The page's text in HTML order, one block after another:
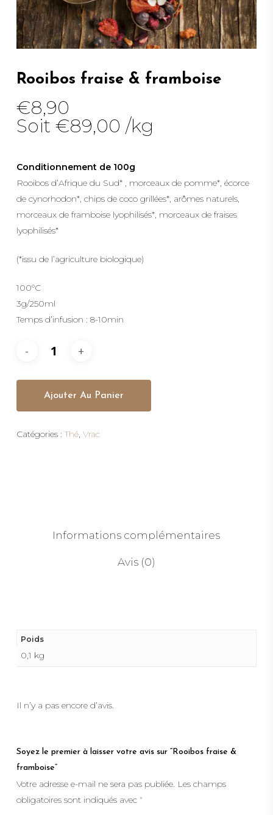
Rooibos fraise & framboise
€8,90
Soit €89,00 /kg
Conditionnement de 100g
Rooibos d’Afrique du Sud* , morceaux de pomme*, écorce
de cynorhodon*, chips de coco grillées*, arômes naturels,
morceaux de framboise lyophilisés*, morceaux de fraises
lyophilisés*
(*issu de l’agriculture biologique)
100°C
3g/250ml
Temps d’infusion : 8-10min
Ajouter Au Panier
Catégories : Thé, Vrac
Informations complémentaires
Avis (0)
Poids
0,1 kg
Il n’y a pas encore d’avis.
Soyez le premier à laisser votre avis sur “Rooibos fraise &
framboise”
Votre adresse e-mail ne sera pas publiée. Les champs
obligatoires sont indiqués avec *